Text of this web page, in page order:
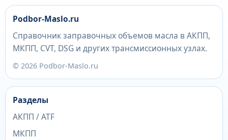
Podbor-Maslo.ru
Справочник заправочных объемов масла в АКПП,
МКПП, CVT, DSG и других трансмиссионных узлах.
© 2026 Podbor-Maslo.ru
Разделы
АКПП / ATF
МКПП